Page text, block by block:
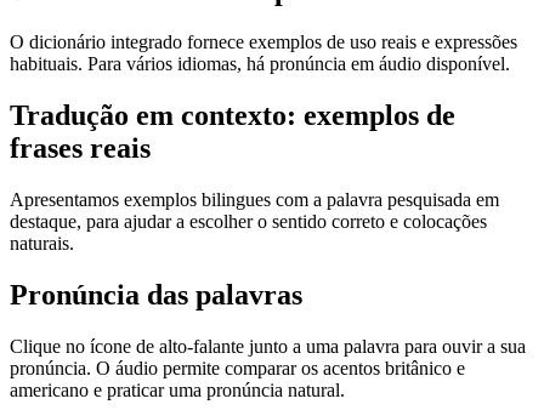
O dicionário integrado fornece exemplos de uso reais e expressões
habituais. Para vários idiomas, há pronúncia em áudio disponível.
Tradução em contexto: exemplos de
frases reais
Apresentamos exemplos bilingues com a palavra pesquisada em
destaque, para ajudar a escolher o sentido correto e colocações
naturais.
Pronúncia das palavras
Clique no ícone de alto-falante junto a uma palavra para ouvir a sua
pronúncia. O áudio permite comparar os acentos britânico e
americano e praticar uma pronúncia natural.